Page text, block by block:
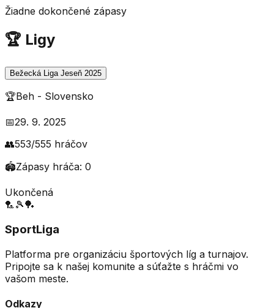
Žiadne dokončené zápasy
🏆 Ligy
Bežecká Liga Jeseň 2025
🏆Beh - Slovensko
📅29. 9. 2025
👥553/555 hráčov
🏟️Zápasy hráča: 0
Ukončená
🏸 🎾🏓
SportLiga
Platforma pre organizáciu športových líg a turnajov.
Pripojte sa k našej komunite a súťažte s hráčmi vo
vašom meste.
Odkazy